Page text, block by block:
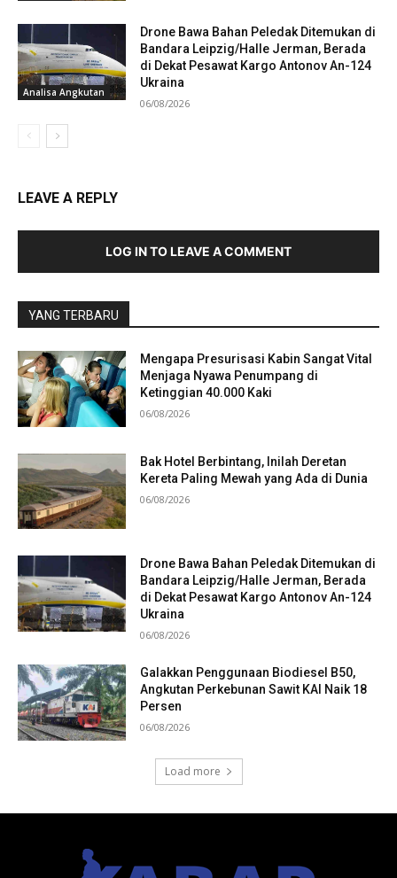
Analisa Angkutan
Drone Bawa Bahan Peledak Ditemukan di
Bandara Leipzig/Halle Jerman, Berada
di Dekat Pesawat Kargo Antonov An-124
Ukraina
06/08/2026
LEAVE A REPLY
LOG IN TO LEAVE A COMMENT
YANG TERBARU
Mengapa Presurisasi Kabin Sangat Vital
Menjaga Nyawa Penumpang di
Ketinggian 40.000 Kaki
06/08/2026
Bak Hotel Berbintang, Inilah Deretan
Kereta Paling Mewah yang Ada di Dunia
06/08/2026
Drone Bawa Bahan Peledak Ditemukan di
Bandara Leipzig/Halle Jerman, Berada
di Dekat Pesawat Kargo Antonov An-124
Ukraina
06/08/2026
Galakkan Penggunaan Biodiesel B50,
Angkutan Perkebunan Sawit KAI Naik 18
Persen
06/08/2026
Load more